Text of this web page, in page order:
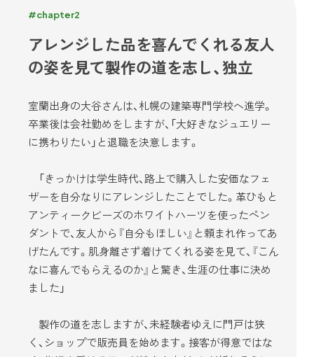
#chapter2
アレンジした品を喜んでくれる友人
の姿を見て製作の道を志し、独立
室蘭出身の大谷さんは、札幌の建築専門学校へ進学。
卒業後は会社勤めをしますが、「大好きなジュエリー
に携わりたい」と退職を決意します。
「きっかけは学生時代、路上で購入した安価なフェ
ザーを自分なりにアレンジしたことでした。革ひもと
アンティークビーズのホワイトハーツを使ったペン
ダントで、友人から『自分もほしい』と頼まれ作ってあ
げたんです。肌身離さず着けてくれる姿を見て、『こん
なに喜んでもらえるのか』と驚き、生涯の仕事に決め
ました」
製作の道を志しますが、未経験者ゆえに門戸は狭
く、ショップで販売員を始めます。接客が得意ではな